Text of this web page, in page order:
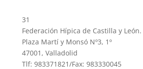
31
Federación Hípica de Castilla y León.
Plaza Martí y Monsó Nº3, 1º
47001, Valladolid
Tlf: 983371821/Fax: 983330045